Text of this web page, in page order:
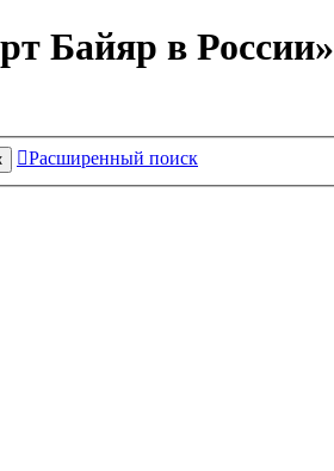
Байяр в России»
Расширенный поиск